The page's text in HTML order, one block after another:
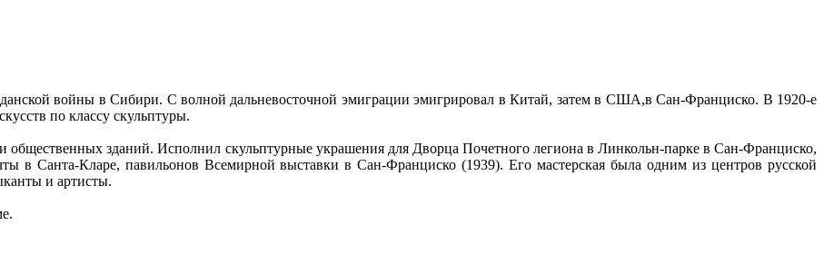
войны в Сибири. С волной дальневосточной эмиграции эмигрировал в Китай, затем в США,в Сан-Франциско. В 1920-е
по классу скульптуры.
общественных зданий. Исполнил скульптурные украшения для Дворца Почетного легиона в Линкольн-парке в Сан-Франциско,
в Санта-Кларе, павильонов Всемирной выставки в Сан-Франциско (1939). Его мастерская была одним из центров русской
и артисты.